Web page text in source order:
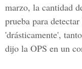
marzo, la cantidad
prueba para
'drásticamente',
dijo la OPS en un